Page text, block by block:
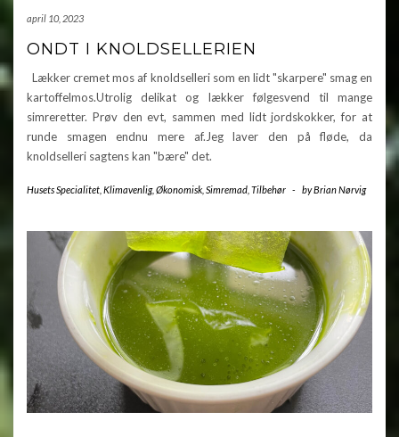
april 10, 2023
ONDT I KNOLDSELLERIEN
Lækker cremet mos af knoldselleri som en lidt "skarpere" smag en
kartoffelmos.Utrolig delikat og lækker følgesvend til mange
simreretter. Prøv den evt, sammen med lidt jordskokker, for at
runde smagen endnu mere af.Jeg laver den på fløde, da
knoldselleri sagtens kan "bære" det.
Husets Specialitet Klimavenlig, Økonomisk Simremad Tilbehør - byBrian Nørvig